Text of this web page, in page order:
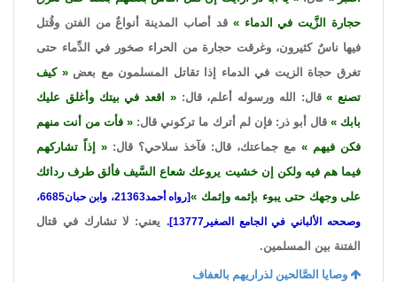
حجارة الزَّيت في الدماء
قد أصاب المدينة أنواعٌ من الفتن وقُتل
فيها ناسٌ كثيرون، وغرقت حجارة من الحراء صخور في الدِّماء حتى
تغرق حجاة الزيت في الدماء إذا تقاتل المسلمون مع بعض
كيف
تصنع
قال: الله ورسوله أعلم، قال:
اقعد في بيتك وأغلق عليك
بابك
قال أبو ذر: فإن لم أترك ما تركوني قال:
فأت من أنت منهم
فكن فيهم
مع جماعتك، قال: فآخذ سلاحي؟ قال:
إذاً تشاركهم
فيما هم فيه ولكن إن خشيت يروعك شعاع السَّيف فألق طرف ردائك
على وجهك حتى يبوء بإثمه وإثمك
[رواه أحمد21363، وابن حبان6685،
وصححه الألباني في الجامع الصغير13777].
يعني: لا تشارك في قتال
الفتنة بين المسلمين.
وصايا الصَّالحين لذراريهم بالعفاف